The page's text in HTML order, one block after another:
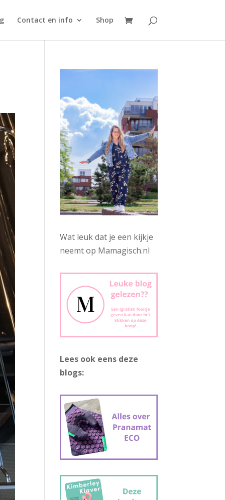
Contact en info Shop
Wat leuk dat je een kijkje
neemt op Mamagisch.nl
Lees ook eens deze
blogs: